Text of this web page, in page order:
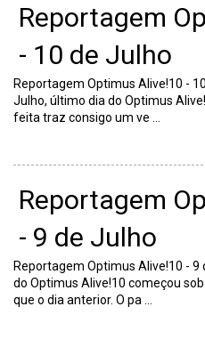
Reportagem
- 10 de Julho
Reportagem Optimus Alive!10 -
Julho, último dia do Optimus
feita traz consigo um ve ...
Reportagem
- 9 de Julho
Reportagem Optimus Alive!10 - 9
do Optimus Alive!10 começou
que o dia anterior. O pa ...